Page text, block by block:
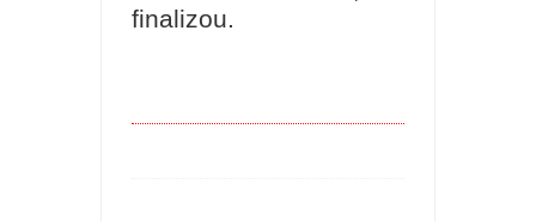
finalizou.